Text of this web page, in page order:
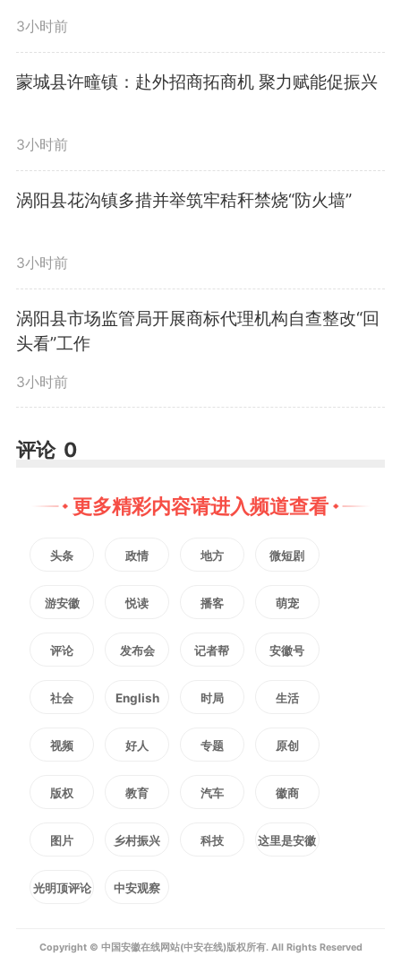
睦、积极向上的家庭氛围。下一
步，双油坊村将持续深化家庭文明
建设工作，以家风促民风、以民风
带村风，为乡村精神文明建设筑牢
2472 微信 QQ 朋友圈
版权声明：未经许可禁止以任何形式转载
3小时前
蒙城县许疃镇：赴外招商拓商机 聚力赋能促振兴
3小时前
涡阳县花沟镇多措并举筑牢秸秆禁烧“防火墙”
3小时前
涡阳县市场监管局开展商标代理机构自查整改“回
头看”工作
3小时前
评论 0
更多精彩内容请进入频道查看
头条 政情 地方 微短剧
游安徽 悦读 播客 萌宠
评论 发布会 记者帮 安徽号
社会 English 时局 生活
视频 好人 专题 原创
版权 教育 汽车 徽商
图片 乡村振兴 科技 这里是安徽
光明顶评论 中安观察
Copyright © 中国安徽在线网站(中安在线)版权所有. All Rights Reserved